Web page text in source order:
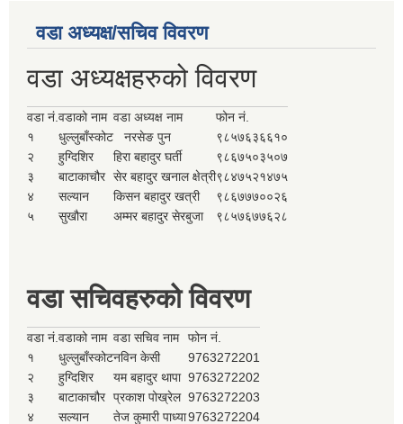
वडा अध्यक्ष/सचिव विवरण
वडा अध्यक्षहरुको विवरण
वडा नं. वडाको नाम वडा अध्यक्ष नाम
फोन नं.
१
धुल्लुबाँस्कोट नरसेङ पुन
९८५७६३६६१०
२
हुग्दिशिर हिरा बहादुर घर्ती
९८६७५०३५०७
३
बाटाकाचौर सेर बहादुर खनाल क्षेत्री९८४७५२१४७५
४
सल्यान किसन बहादुर खत्री
९८६७७७००२६
५
सुखौरा अम्मर बहादुर सेरबुजा ९८५७६७७६२८
वडा सचिवहरुको विवरण
वडा नं. वडाको नाम वडा सचिव नाम
फोन नं.
१
धुल्लुबाँस्कोटनविन केसी
9763272201
२
हुग्दिशिर यम बहादुर थापा 9763272202
३
बाटाकाचौर प्रकाश पोख्रेल 9763272203
४
सल्यान तेज कुमारी पाध्या9763272204